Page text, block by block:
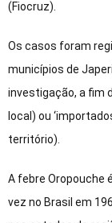
(Fiocruz).
Os casos foram
municípios de
investigação, a fim
local) ou
território).
A febre Oropouche
vez no Brasil em